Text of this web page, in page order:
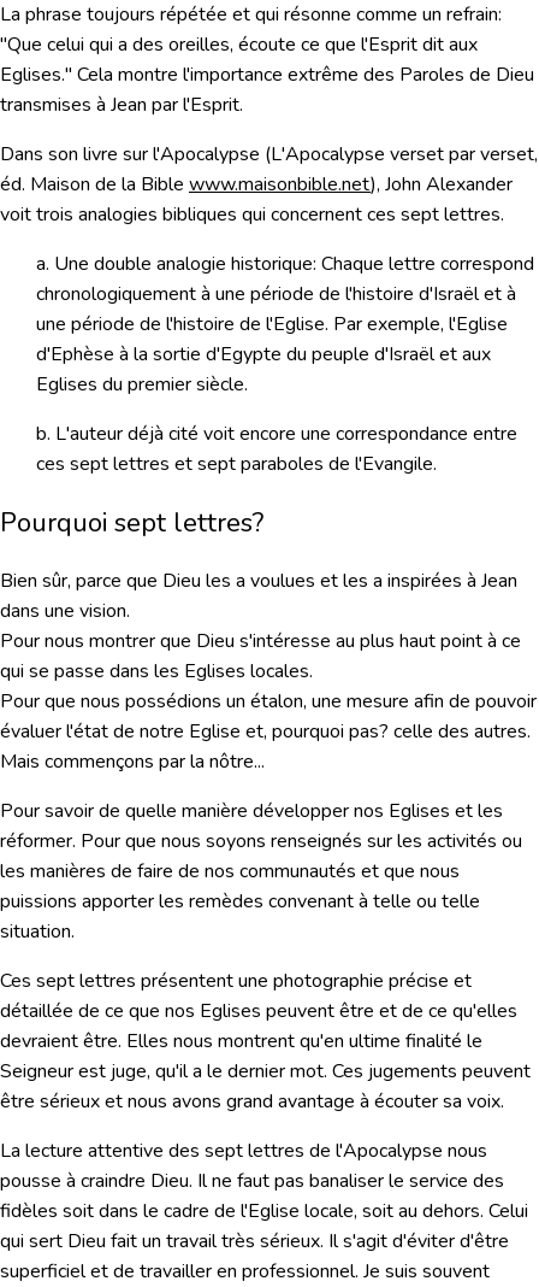
La phrase toujours répétée et qui résonne comme un refrain:
"Que celui qui a des oreilles, écoute ce que l'Esprit dit aux
Eglises." Cela montre l'importance extrême des Paroles de Dieu
transmises à Jean par l'Esprit.
Dans son livre sur l'Apocalypse (L'Apocalypse verset par verset,
éd. Maison de la Bible www.maisonbible.net), John Alexander
voit trois analogies bibliques qui concernent ces sept lettres.
a. Une double analogie historique: Chaque lettre correspond
chronologiquement à une période de l'histoire d'Israël et à
une période de l'histoire de l'Eglise. Par exemple, l'Eglise
d'Ephèse à la sortie d'Egypte du peuple d'Israël et aux
Eglises du premier siècle.
b. L'auteur déjà cité voit encore une correspondance entre
ces sept lettres et sept paraboles de l'Evangile.
Pourquoi sept lettres?
Bien sûr, parce que Dieu les a voulues et les a inspirées à Jean
dans une vision.
Pour nous montrer que Dieu s'intéresse au plus haut point à ce
qui se passe dans les Eglises locales.
Pour que nous possédions un étalon, une mesure afin de pouvoir
évaluer l'état de notre Eglise et, pourquoi pas? celle des autres.
Mais commençons par la nôtre...
Pour savoirde quelle manière développer nos Eglises et les
réformer. Pour que nous soyons renseignés sur les activités ou
les manières de faire de nos communautés et que nous
puissions apporter les remèdes convenant à telle ou telle
situation.
Ces sept lettres présentent une photographie précise et
détaillée de ce que nos Eglises peuvent être et de ce qu'elles
devraient être. Elles nous montrent qu'en ultime finalité le
Seigneur est juge, qu'il a le dernier mot. Ces jugements peuvent
être sérieux et nous avons grand avantage à écouter sa voix.
La lecture attentive des sept lettres de l'Apocalypse nous
pousse à craindre Dieu. Il ne faut pas banaliser le service des
fidèles soit dans le cadre de l'Eglise locale, soit au dehors. Celui
qui sert Dieu fait un travail très sérieux. Il s'agit d'éviter d'être
superficiel et de travailler en professionnel. Je suis souvent